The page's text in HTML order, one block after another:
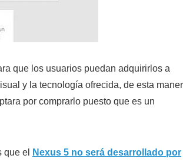
que los usuarios puedan adquirirlos a
y la tecnología ofrecida, de esta
por comprarlo puesto que es un
que el
Nexus 5 no será desarrollado por